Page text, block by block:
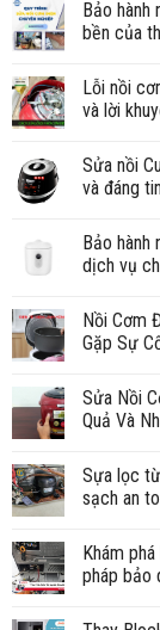
Bảo
bền của
Lỗi nồi
và lời
Sửa nồi
và đáng
Bảo
dịch vụ
Nồi Cơm
Gặp Sự
Sửa Nồi
Quả Và
Sựa lọc
sạch an
Khám
pháp bảo